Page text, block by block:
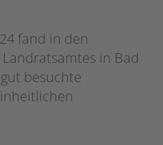
fand in den
in Bad
besuchte